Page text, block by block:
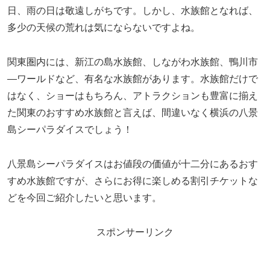
日、雨の日は敬遠しがちです。しかし、水族館となれば、
多少の天候の荒れは気にならないですよね。
関東圏内には、新江の島水族館、しながわ水族館、鴨川市
―ワールドなど、有名な水族館があります。水族館だけで
はなく、ショーはもちろん、アトラクションも豊富に揃え
た関東のおすすめ水族館と言えば、間違いなく横浜の八景
島シーパラダイスでしょう！
八景島シーパラダイスはお値段の価値が十二分にあるおす
すめ水族館ですが、さらにお得に楽しめる割引チケットな
どを今回ご紹介したいと思います。
スポンサーリンク